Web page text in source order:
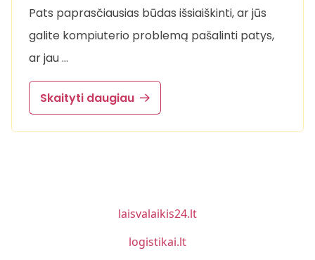
Pats paprasčiausias būdas išsiaiškinti, ar jūs
galite kompiuterio problemą pašalinti patys,
ar jau …
Skaityti daugiau
laisvalaikis24.lt
logistikai.lt